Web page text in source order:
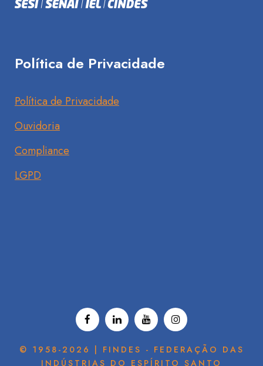
Política de Privacidade
Política de Privacidade
Ouvidoria
Compliance
LGPD
© 1958-2026 | FINDES - FEDERAÇÃO DAS
INDÚSTRIAS DO ESPÍRITO SANTO